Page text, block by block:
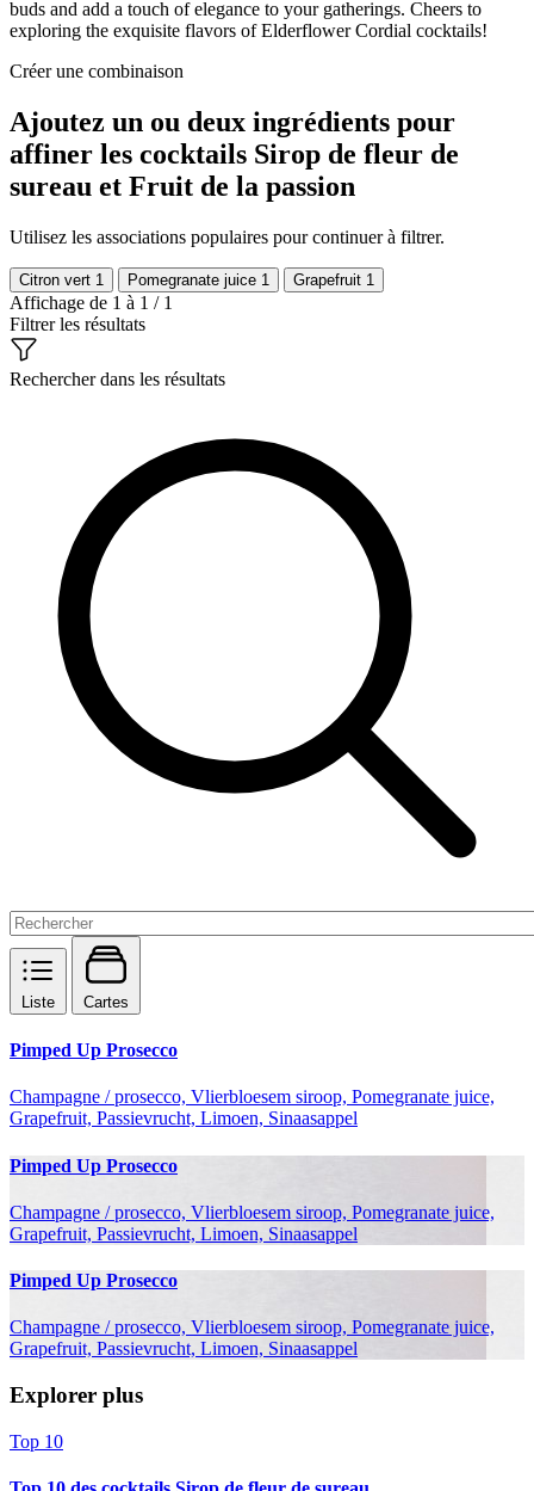
buds and add a touch of elegance to your gatherings. Cheers to
exploring the exquisite flavors of Elderflower Cordial cocktails!
Créer une combinaison
Ajoutez un ou deux ingrédients pour
affiner les cocktails Sirop de fleur de
sureau et Fruit de la passion
Utilisez les associations populaires pour continuer à filtrer.
Citron vert 1 Pomegranate juice 1 Grapefruit 1
Affichage de 1 à 1 / 1
Filtrer les résultats
Rechercher dans les résultats
Liste Cartes
Pimped Up Prosecco
Champagne / prosecco, Vlierbloesem siroop, Pomegranate juice,
Grapefruit, Passievrucht, Limoen, Sinaasappel
Pimped Up Prosecco
Champagne / prosecco, Vlierbloesem siroop, Pomegranate juice,
Grapefruit, Passievrucht, Limoen, Sinaasappel
Pimped Up Prosecco
Champagne / prosecco, Vlierbloesem siroop, Pomegranate juice,
Grapefruit, Passievrucht, Limoen, Sinaasappel
Explorer plus
Top 10